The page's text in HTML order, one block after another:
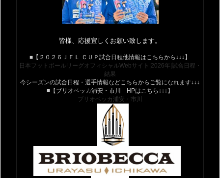
皆様、応援宜しくお願い致します。
■【２０２６ＪＦＬ ＣＵＰ試合日程他情報はこちらから↓↓↓】
日本フットボールリーグオフィシャルWebサイト|2026年|試合日程・
結果
今シーズンの試合日程・選手情報などこちらからご覧になれます↓↓↓
■【ブリオベッカ浦安・市川 HPはこちら↓↓↓】
ブリオベッカ浦安・市川